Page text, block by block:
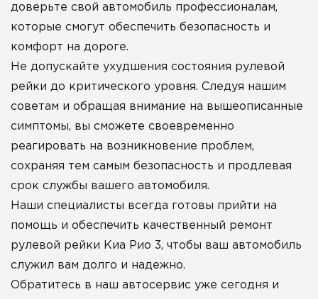
доверьте свой автомобиль профессионалам,
которые смогут обеспечить безопасность и
комфорт на дороге.
Не допускайте ухудшения состояния рулевой
рейки до критического уровня. Следуя нашим
советам и обращая внимание на вышеописанные
симптомы, вы сможете своевременно
реагировать на возникновение проблем,
сохраняя тем самым безопасность и продлевая
срок службы вашего автомобиля.
Наши специалисты всегда готовы прийти на
помощь и обеспечить качественный ремонт
рулевой рейки Киа Рио 3, чтобы ваш автомобиль
служил вам долго и надежно.
Обратитесь в наш автосервис уже сегодня и